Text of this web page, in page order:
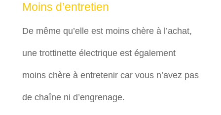
Moins d’entretien
De même qu’elle est moins chère à l’achat,
une trottinette électrique est également
moins chère à entretenir car vous n’avez pas
de chaîne ni d’engrenage.